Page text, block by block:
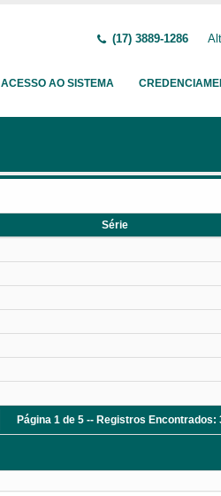
(17) 3889-1286
ACESSO AO SISTEMA
Série
Página 1 de 5 -- Registros Encontrados: